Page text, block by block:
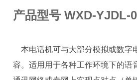
产品型号 WXD-YJDL-
本电话机可与大部分模拟或数字
容。适用用于各种工作环境下的语